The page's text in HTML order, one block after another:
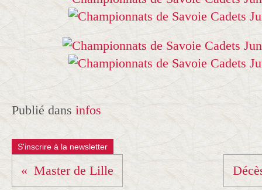
Publié dans infos
S'inscrire à la newsletter
Master de Lille